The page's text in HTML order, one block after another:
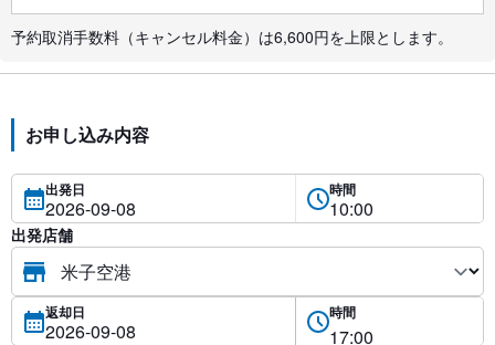
予約取消手数料（キャンセル料金）は6,600円を上限とします。
お申し込み内容
出発日 時間
出発店舗
返却日 時間